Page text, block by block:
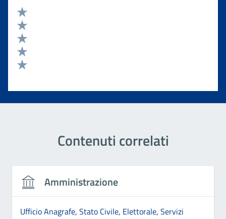
Valuta 5 stelle su 5
Valuta 4 stelle su 5
Valuta 3 stelle su 5
Valuta 2 stelle su 5
Contenuti correlati
Amministrazione
Ufficio Anagrafe, Stato Civile, Elettorale, Servizi